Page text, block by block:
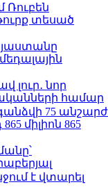
տեսած
լուր․ նոր
համար
75 անշարժ
միլիոն 865
է վտարել